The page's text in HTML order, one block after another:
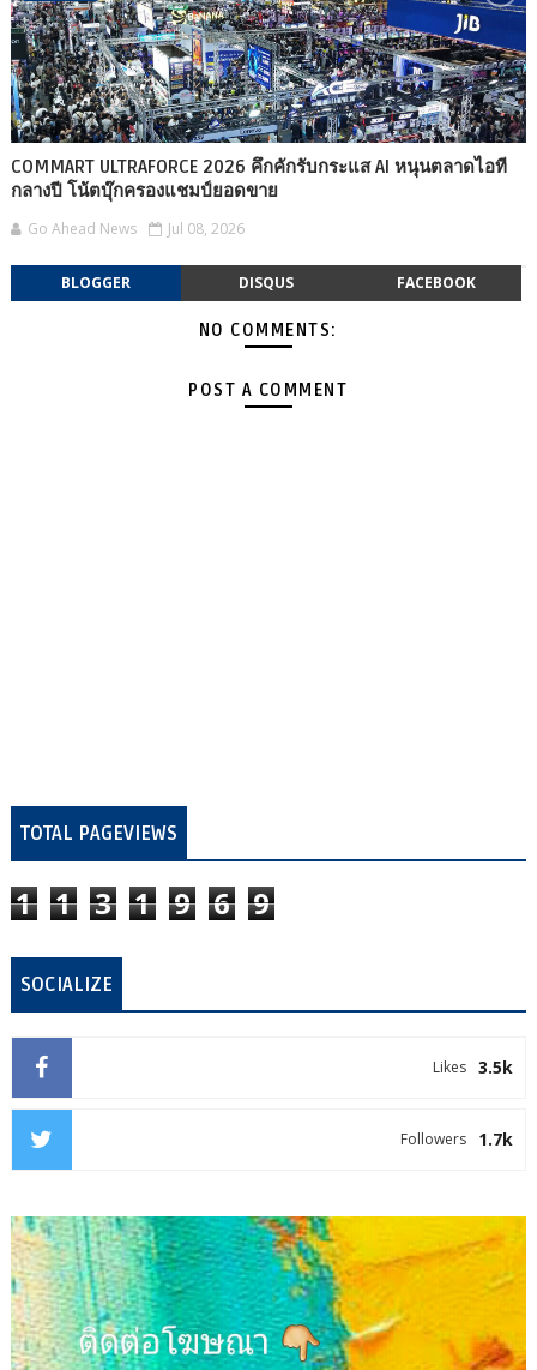
COMMART ULTRAFORCE 2026 คึกคักรับกระแส AI หนุนตลาดไอที
กลางปี โน้ตบุ๊กครองแชมป์ยอดขาย
Go Ahead News Jul 08, 2026
BLOGGER DISQUS FACEBOOK
NO COMMENTS:
POST A COMMENT
TOTAL PAGEVIEWS
1 1 3 1 9 6 9
SOCIALIZE
3.5k
Likes
1.7k
Followers